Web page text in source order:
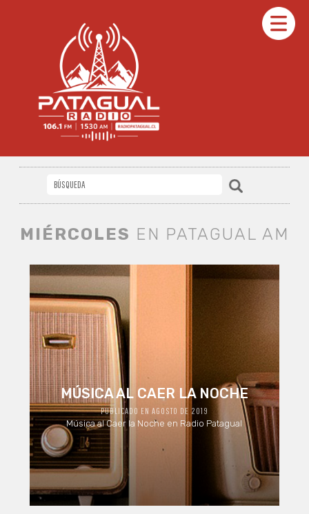
MIÉRCOLES EN PATAGUAL AM
MÚSICA AL CAER LA NOCHE
PUBLICADO EN AGOSTO DE 2019
Música al Caer la Noche en Radio Patagual